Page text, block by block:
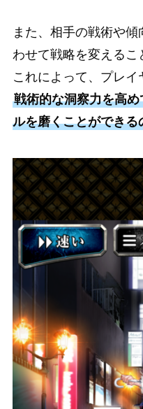
また、相手の戦術や
わせて戦略を変えるこ
これによって、プレイ
戦術的な洞察力を高
ルを磨くことができる